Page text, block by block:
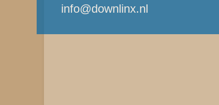
info@downlinx.nl